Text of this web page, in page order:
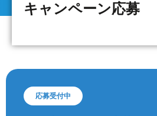
キャンペーン応募
応募受付中